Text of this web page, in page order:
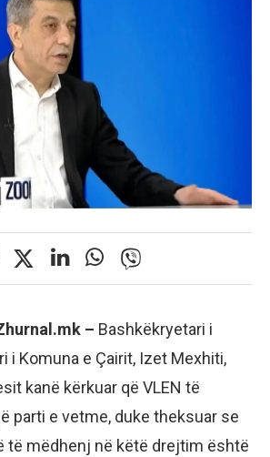
– Bashkëkryetari i
i Komuna e Çairit, Izet Mexhiti,
kanë kërkuar që VLEN të
parti e vetme, duke theksuar se
të mëdhenj në këtë drejtim është